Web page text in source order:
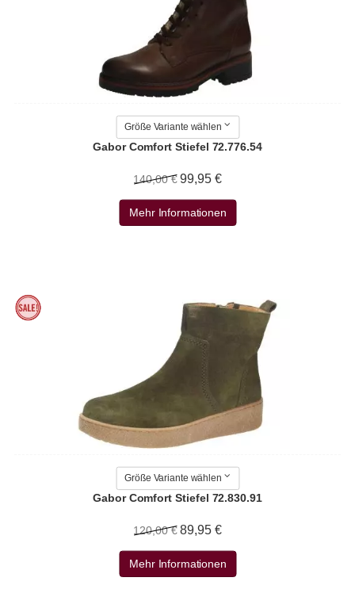
Größe Variante wählen
Gabor Comfort Stiefel 72.776.54
140,00 € 99,95 €
Mehr Informationen
Größe Variante wählen
Gabor Comfort Stiefel 72.830.91
120,00 € 89,95 €
Mehr Informationen